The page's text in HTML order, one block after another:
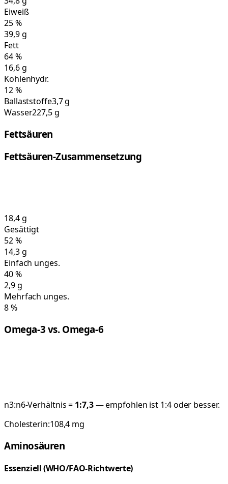
Eiweiß
25%
39,9g
Fett
64%
16,6g
Kohlenhydr.
12%
Ballaststoffe3,7 g
Wasser227,5 g
Fettsäuren
Fettsäuren-Zusammensetzung
18,4g
Gesättigt
52%
14,3g
Einfach unges.
40%
2,9g
Mehrfach unges.
8%
Omega-3 vs. Omega-6
n3:n6-Verhältnis = 1:7,3— empfohlen ist 1:4 oder besser.
Cholesterin:108,4 mg
Aminosäuren
Essenziell (WHO/FAO-Richtwerte)